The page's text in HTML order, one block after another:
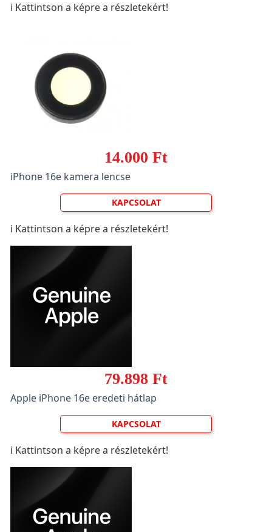
ℹ️ Kattintson a képre a részletekért!
14.000 Ft
iPhone 16e kamera lencse
KAPCSOLAT
ℹ️ Kattintson a képre a részletekért!
79.898 Ft
Apple iPhone 16e eredeti hátlap
KAPCSOLAT
ℹ️ Kattintson a képre a részletekért!